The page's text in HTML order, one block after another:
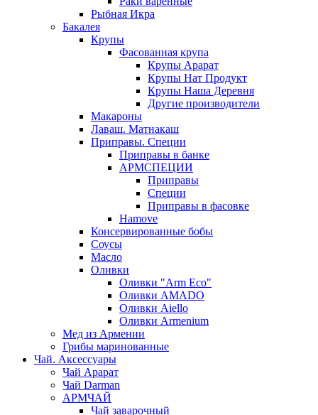
Рыбная Икра
Бакалея
Крупы
Фасованная крупа
Крупы Арарат
Крупы Нат Продукт
Крупы Наша Деревня
Другие производители
Макароны
Лаваш. Матнакаш
Приправы. Специи
Приправы в банке
АРМСПЕЦИИ
Приправы
Специи
Приправы в фасовке
Hamove
Консервированные бобы
Соусы
Масло
Оливки
Оливки "Arm Eco"
Оливки AMADO
Оливки Aiello
Оливки Armenium
Мед из Армении
Грибы маринованные
Чай. Аксессуары
Чай Арарат
Чай Darman
АРМЧАЙ
Чай заварочный